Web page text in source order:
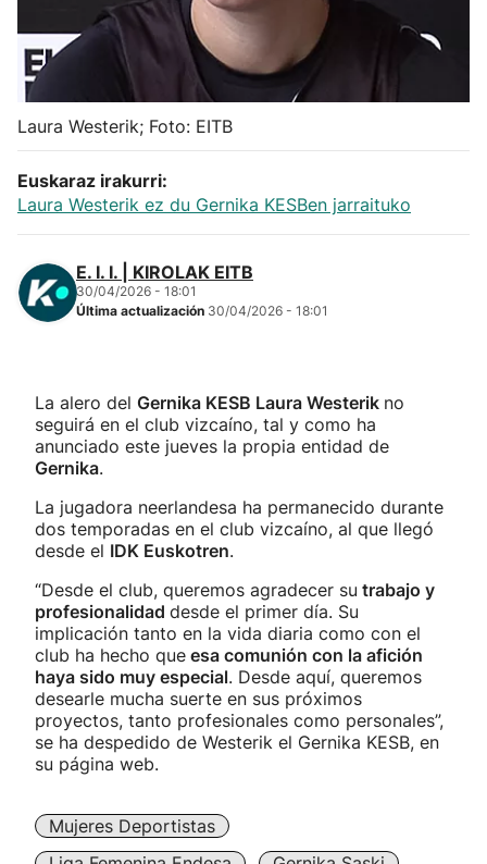
Kirolak 360
Atletismo
Más deportes
"Helmuga"
Laura Westerik; Foto: EITB
Euskaraz irakurri:
Laura Westerik ez du Gernika KESBen jarraituko
E. I. I. | KIROLAK EITB
30/04/2026 - 18:01
Última actualización 30/04/2026 - 18:01
La alero del Gernika KESB Laura Westerik no
seguirá en el club vizcaíno, tal y como ha
anunciado este jueves la propia entidad de
Gernika.
La jugadora neerlandesa ha permanecido durante
dos temporadas en el club vizcaíno, al que llegó
desde el IDK Euskotren.
“Desde el club, queremos agradecer su trabajo y
profesionalidad desde el primer día. Su
implicación tanto en la vida diaria como con el
club ha hecho que esa comunión con la afición
haya sido muy especial. Desde aquí, queremos
desearle mucha suerte en sus próximos
proyectos, tanto profesionales como personales”,
se ha despedido de Westerik el Gernika KESB, en
su página web.
Mujeres Deportistas